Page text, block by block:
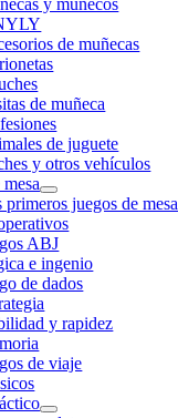
y muñecos
de muñecas
de muñeca
de juguete
y otros vehículos
mesa
primeros juegos de mesa
ABJ
e ingenio
de dados
y rapidez
de viaje